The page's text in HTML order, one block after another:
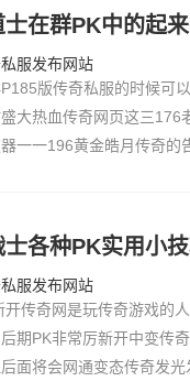
士在群PK中的起
服发布网站
版传奇私服的时候可
大热血传奇网页这三176
一一196黄金皓月传奇的
士各种PK实用小
服发布网站
开传奇网是玩传奇游戏的
期PK非常厉新开中变传
面将会网通变态传奇发